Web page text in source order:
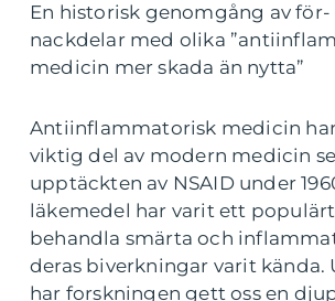
En historisk genomgång av för-
nackdelar med olika
medicin mer skada än nytta”
Antiinflammatorisk medicin
viktig del av modern medicin
upptäckten av NSAID under
läkemedel har varit ett
behandla smärta och
deras biverkningar varit kända.
har forskningen gett oss en